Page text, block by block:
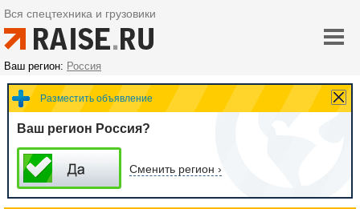
Вся спецтехника и грузовики
Ваш регион: Россия
Разместить объявление
Ваш регион Россия?
Сменить регион ›